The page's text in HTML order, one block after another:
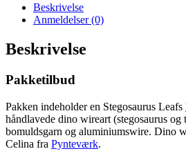
Beskrivelse
Anmeldelser (0)
Beskrivelse
Pakketilbud
Pakken indeholder en Stegosaurus Leafs
håndlavede dino wireart (stegosaurus
bomuldsgarn og aluminiumswire. Dino
Celina fra Pynteværk.